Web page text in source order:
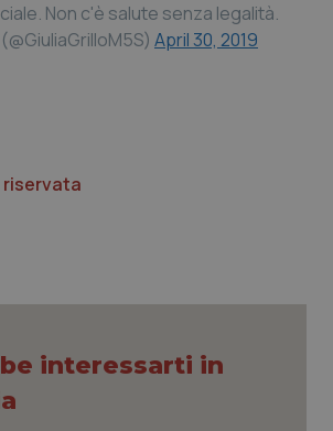
Non c'è salute senza legalità.
April 30, 2019
interessarti in